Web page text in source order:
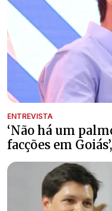
ENTREVISTA
‘Não há um
facções em